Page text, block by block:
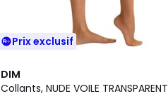
Prix exclusif
DIM
Collants, NUDE VOILE TRANSPARENT
11
Couleurs